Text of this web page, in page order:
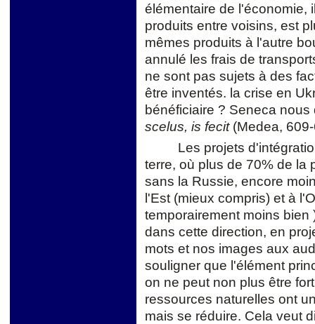
élémentaire de l'économie,
produits entre voisins, est
mêmes produits à l'autre
annulé les frais de
ne sont pas sujets à des
être inventés. la crise en
bénéficiaire ? Seneca
scelus, is fecit(Medea,
Les projets
terre, où plus de 70% de la
sans la Russie, encore
l'Est (mieux compris) et à
temporairement moins
dans cette direction, en
mots et nos images aux
souligner que l'élément
on ne peut non plus être
ressources naturelles ont
mais se réduire. Cela veut